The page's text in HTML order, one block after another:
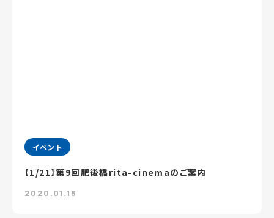
イベント
【1/21】第9回肥後橋rita-cinemaのご案内
2020.01.16